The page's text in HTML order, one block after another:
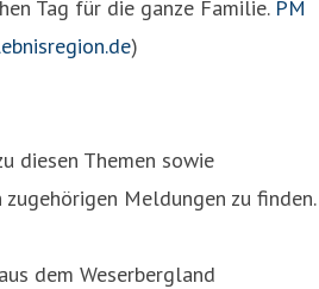
Tag für die ganze Familie. PM
)
diesen Themen sowie
Meldungen zu finden.
dem Weserbergland